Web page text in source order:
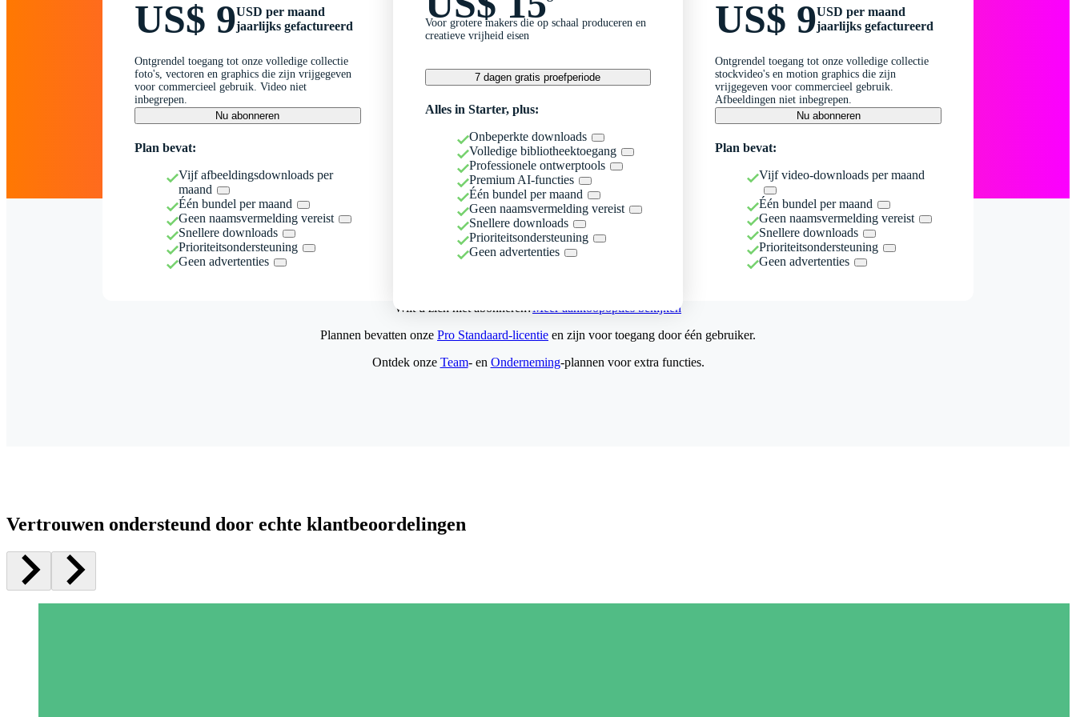
US$ 9USD per maand
jaarlijks gefactureerd
Ontgrendel toegang tot onze volledige collectie
foto's, vectoren en graphics die zijn vrijgegeven
voor commercieel gebruik. Video niet
inbegrepen.
Nu abonneren
Plan bevat:
Vijf afbeeldingsdownloads per
maand
Één bundel per maand
Geen naamsvermelding vereist
Snellere downloads
Prioriteitsondersteuning
Geen advertenties
Voor grotere makers die op schaal produceren en
creatieve vrijheid eisen
7 dagen gratis proefperiode
Alles in Starter, plus:
Onbeperkte downloads
Volledige bibliotheektoegang
Professionele ontwerptools
Premium AI-functies
Één bundel per maand
Geen naamsvermelding vereist
Snellere downloads
Prioriteitsondersteuning
Geen advertenties
US$ 9USD per maand
jaarlijks gefactureerd
Ontgrendel toegang tot onze volledige collectie
stockvideo's en motion graphics die zijn
vrijgegeven voor commercieel gebruik.
Afbeeldingen niet inbegrepen.
Nu abonneren
Plan bevat:
Vijf video-downloads per maand
Één bundel per maand
Geen naamsvermelding vereist
Snellere downloads
Prioriteitsondersteuning
Geen advertenties
Wilt u zich niet abonneren?Meer aankoopopties bekijken
Plannen bevatten onze Pro Standaard-licentie en zijn voor toegang door één gebruiker.
Ontdek onze Team- en Onderneming-plannen voor extra functies.
Vertrouwen ondersteund door echte klantbeoordelingen